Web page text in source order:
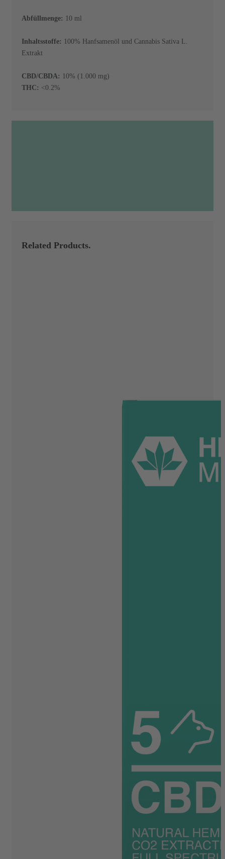
Abfüllmenge: 10 ml
Inhaltsstoffe: 100% Hanfsamenöl und Cannabis Sativa L.
Extrakt
CBD/CBDA: 10% (1.000 mg)
THC: <0.2%
Related Products.